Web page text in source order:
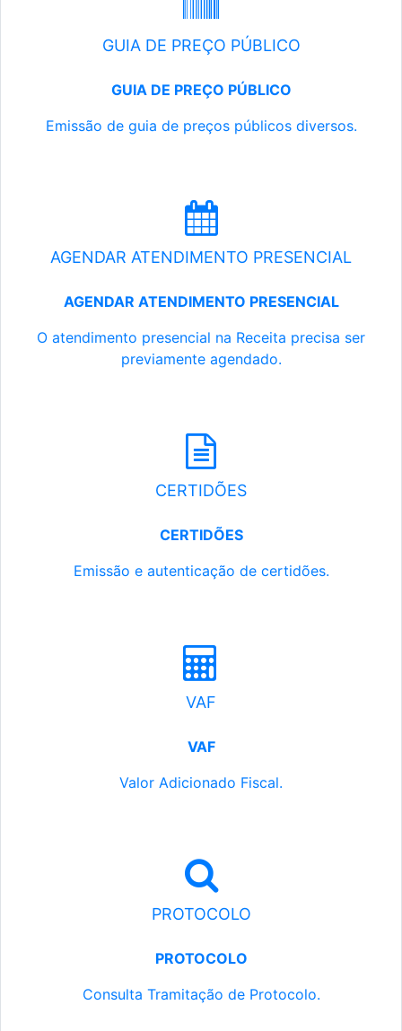
GUIA DE PREÇO PÚBLICO
GUIA DE PREÇO PÚBLICO
Emissão de guia de preços públicos diversos.
AGENDAR ATENDIMENTO PRESENCIAL
AGENDAR ATENDIMENTO PRESENCIAL
O atendimento presencial na Receita precisa ser
previamente agendado.
CERTIDÕES
CERTIDÕES
Emissão e autenticação de certidões.
VAF
VAF
Valor Adicionado Fiscal.
PROTOCOLO
PROTOCOLO
Consulta Tramitação de Protocolo.